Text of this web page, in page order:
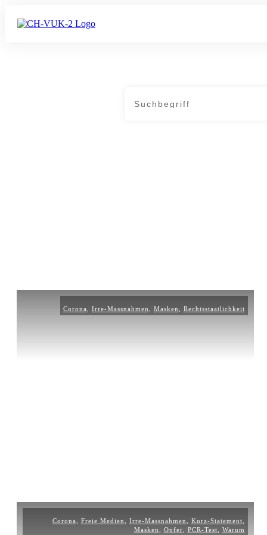
Corona Irre-Massnahmen Masken Rechtsstaatlichkeit
Corona Freie Medien Irre-Massnahmen Kurz-Statement
Masken
Opfer PCR-Test Warum